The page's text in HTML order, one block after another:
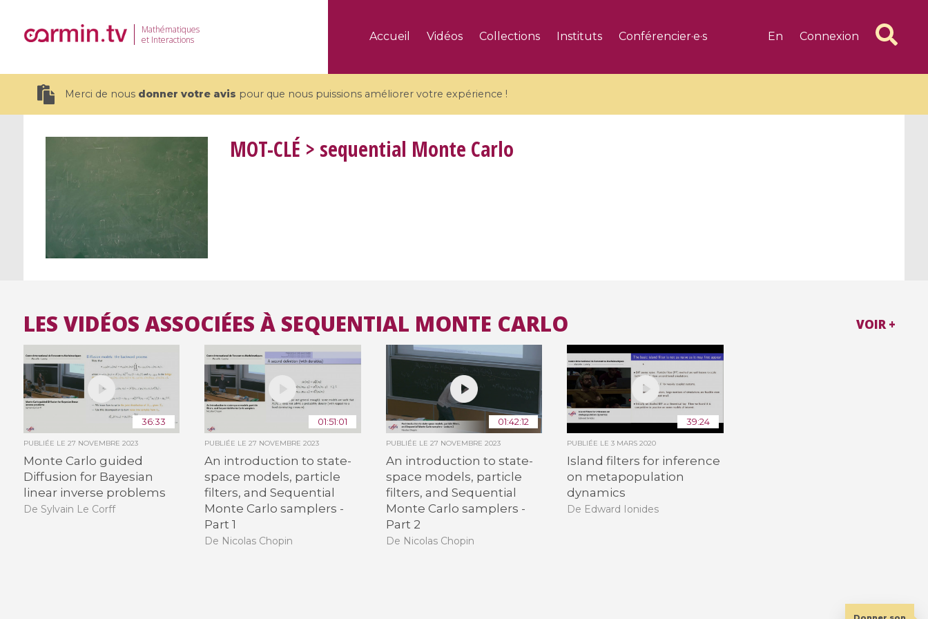
Mathématiques
et Interactions
Accueil Vidéos Collections Instituts Conférencier·e·s En Connexion
Merci de nous donner votre avis pour que nous puissions améliorer votre expérience !
19 videos
CEMRACS 2026 : Modeling and AI
for Environmental Transition /
Centre d'Eté Mathématique de
Toutes les collections
Tous les instituts
MOT-CLÉ > sequential Monte Carlo
LES VIDÉOS ASSOCIÉES À SEQUENTIAL MONTE CARLO
36:33
PUBLIÉE LE 27 NOVEMBRE 2023
Monte Carlo guided
Diffusion for Bayesian
linear inverse problems
De Sylvain Le Corff
01:51:01
PUBLIÉE LE27 NOVEMBRE 2023
An introduction to state-
space models, particle
filters, and Sequential
Monte Carlo samplers -
Part 1
De Nicolas Chopin
01:42:12
PUBLIÉE LE 27 NOVEMBRE 2023
An introduction to state-
space models, particle
filters, and Sequential
Monte Carlo samplers -
Part 2
De Nicolas Chopin
39:24
PUBLIÉE LE3 MARS 2020
Island filters for inference
on metapopulation
dynamics
De Edward Ionides
VOIR +